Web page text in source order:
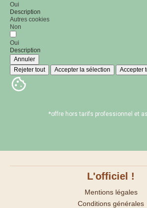
Oui
Description
Autres cookies
Non
Oui
Description
Annuler
Rejeter tout
Accepter la sélection Accepter
*offre hors tarifs professionnel et
L'officiel !
Mentions légales
Conditions générales